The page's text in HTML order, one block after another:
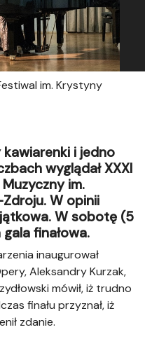
im. Krystyny
i jedno
wyglądał XXXI
im.
W opinii
W sobotę (5
finałowa.
inaugurował
Aleksandry Kurzak,
mówił, iż trudno
finału przyznał, iż
zdanie.